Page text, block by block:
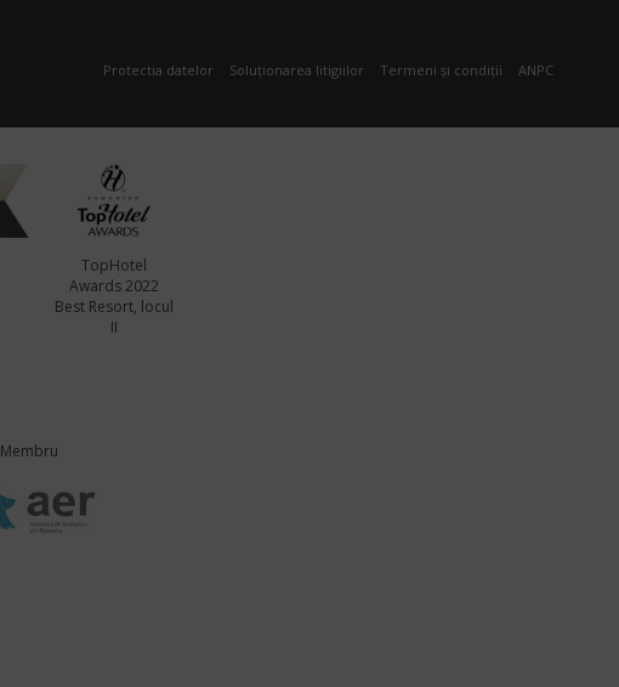
Protectia datelor Soluționarea litigiilor Termeni și condiții ANPC
TopHotel
Awards 2022
Best Resort, locul
II
Membru